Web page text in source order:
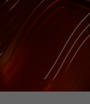
PORTO
DE
A cidade de
parceria